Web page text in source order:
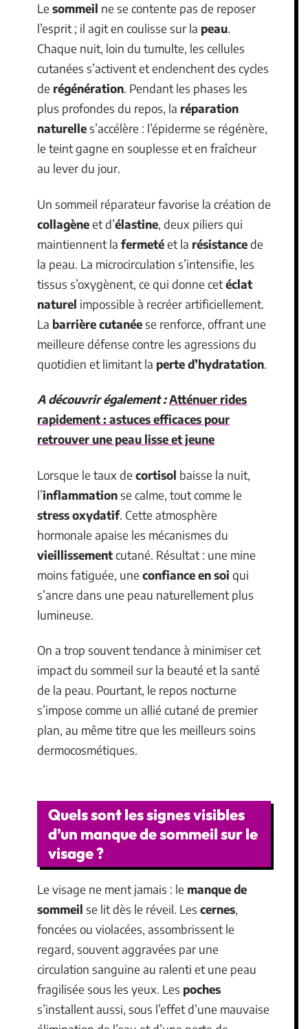
Le sommeil ne se contente pas de reposer
l’esprit ; il agit en coulisse sur la peau.
Chaque nuit, loin du tumulte, les cellules
cutanées s’activent et enclenchent des cycles
de régénération. Pendant les phases les
plus profondes du repos, la réparation
naturelles’accélère : l’épiderme se régénère,
le teint gagne en souplesse et en fraîcheur
au lever du jour.
Un sommeil réparateur favorise la création de
collagèneet d’élastine, deux piliers qui
maintiennent la fermetéet la résistancede
la peau. La microcirculation s’intensifie, les
tissus s’oxygènent, ce qui donne cetéclat
naturel impossible à recréer artificiellement.
La barrière cutanéese renforce, offrant une
meilleure défense contre les agressions du
quotidien et limitant la perte d’hydratation.
A découvrir également :Atténuer rides
rapidement : astuces efficaces pour
retrouver une peau lisse et jeune
Lorsque le taux de cortisol baisse la nuit,
l’inflammationse calme, tout comme le
stress oxydatif. Cette atmosphère
hormonale apaise les mécanismes du
vieillissementcutané. Résultat : une mine
moins fatiguée, une confiance en soi qui
s’ancre dans une peau naturellement plus
lumineuse.
On a trop souvent tendance à minimiser cet
impact du sommeil sur la beauté et la santé
de la peau. Pourtant, le repos nocturne
s’impose comme un allié cutané de premier
plan, au même titre que les meilleurs soins
dermocosmétiques.
Quels sont les signes visibles
d’un manque de sommeil sur le
visage ?
Le visage ne ment jamais : le manque de
sommeil se lit dès le réveil. Les cernes,
foncées ou violacées, assombrissent le
regard, souvent aggravées par une
circulation sanguine au ralenti et une peau
fragilisée sous les yeux. Les poches
s’installent aussi, sous l’effet d’une mauvaise